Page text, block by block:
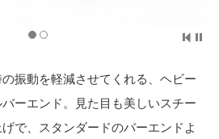
振動を軽減させてくれる、ヘビー
ーエンド。見た目も美しいスチー
で、スタンダードのバーエンドよ